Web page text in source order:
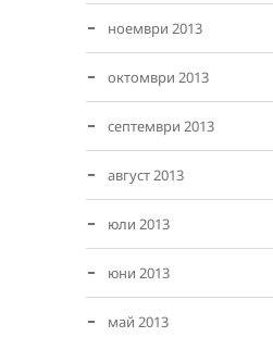
ноември 2013
октомври 2013
септември 2013
август 2013
юли 2013
юни 2013
май 2013